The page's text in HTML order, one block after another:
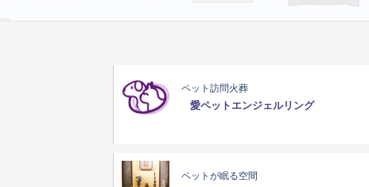
ペット訪問火葬
愛ペットエンジェルリング
ペットが眠る空間